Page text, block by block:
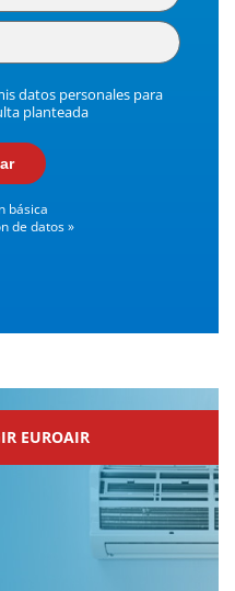
datos personales para
planteada
básica
de datos »
EUROAIR